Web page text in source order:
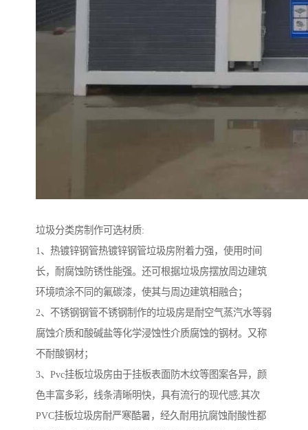
垃圾分类房制作可选材质:
1、热镀锌钢管热镀锌钢管垃圾房附着力强，使用时间
长，耐腐蚀防锈性能强。还可根据垃圾房摆放周边建筑
环境喷涂不同的氟碳漆，使其与周边建筑相融合；
2、不锈钢钢管不锈钢制作的垃圾房是耐空气蒸汽水等弱
腐蚀介质和酸碱盐等化学浸蚀性介质腐蚀的钢材。又称
不耐酸钢材；
3、Pvc挂板垃圾房由于挂板表面防木纹等图案各异，颜
色丰富多彩，线条清晰明快，具有流行的现代感;其次
PVC挂板垃圾房耐严寒酷暑，经久耐用抗腐蚀耐酸性都